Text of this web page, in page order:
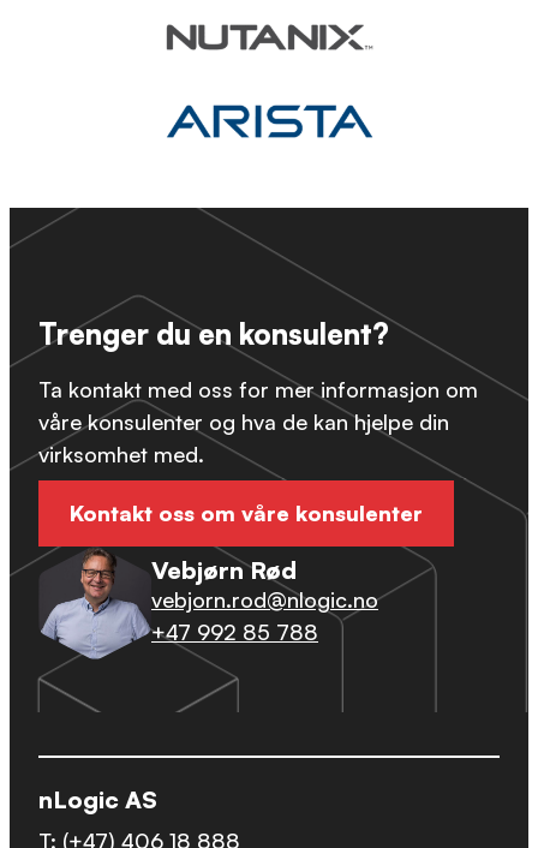
Trenger du en konsulent?
Ta kontakt med oss for mer informasjon om
våre konsulenter og hva de kan hjelpe din
virksomhet med.
Kontakt oss om våre konsulenter
Vebjørn Rød
vebjorn.rod@nlogic.no
+47 992 85 788
nLogic AS
T: (+47) 406 18 888